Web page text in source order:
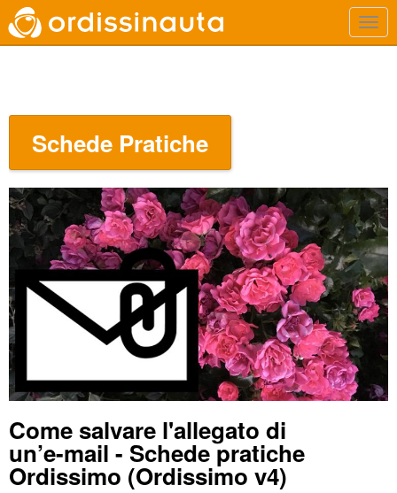
Schede Pratiche
Come salvare l'allegato di
un’e-mail - Schede pratiche
Ordissimo (Ordissimo v4)